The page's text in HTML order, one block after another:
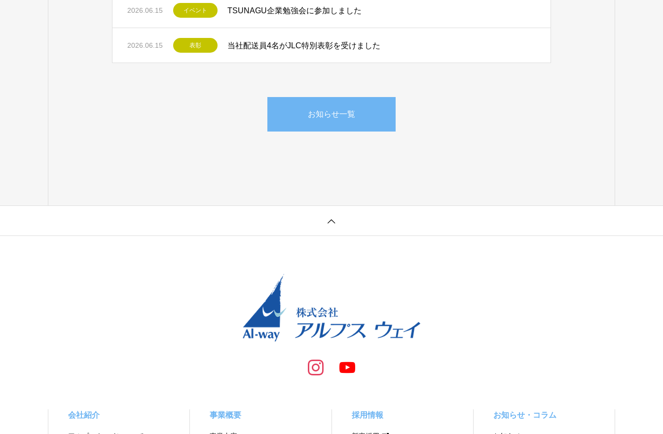
2026.06.15 イベント TSUNAGU企業勉強会に参加しました
2026.06.15 表彰 当社配送員4名がJLC特別表彰を受けました
お知らせ一覧
会社紹介 事業概要 採用情報 お知らせ・コラム